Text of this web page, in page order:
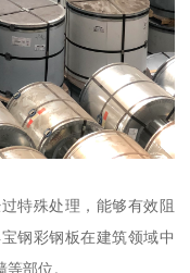
特殊处理，能够有效阻
钢彩钢板在建筑领域中
部位。